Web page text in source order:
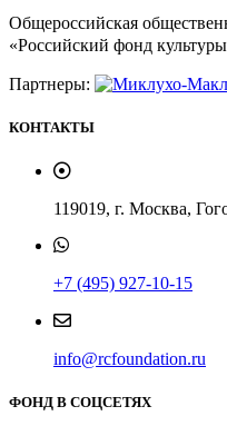
Общероссийская
«Российский фонд
Партнеры:
КОНТАКТЫ
119019, г. Москва,
+7 (495) 927-10-15
info@rcfoundation.ru
ФОНД В СОЦСЕТЯХ